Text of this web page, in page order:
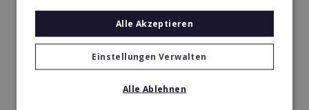
Merken
Durchsuchen Sie die Konzepte in
Alle Akzeptieren
Einstellungen Verwalten
Alle Ablehnen